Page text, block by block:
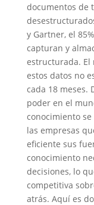
documentos de
y Gartner, el
capturan y
estructurada. El
estos datos no
cada 18 meses.
poder en el
conocimiento
las empresas
eficiente sus
conocimiento
decisiones, lo
competitiva
atrás. Aquí es